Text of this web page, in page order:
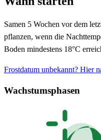
Samen 5 Wochen vor dem
pflanzen, wenn die
Boden mindestens 18°C
Frostdatum unbekannt? Hier
Wachstumsphasen